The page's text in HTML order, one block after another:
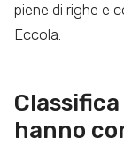
piene di righe e
Eccola:
hanno